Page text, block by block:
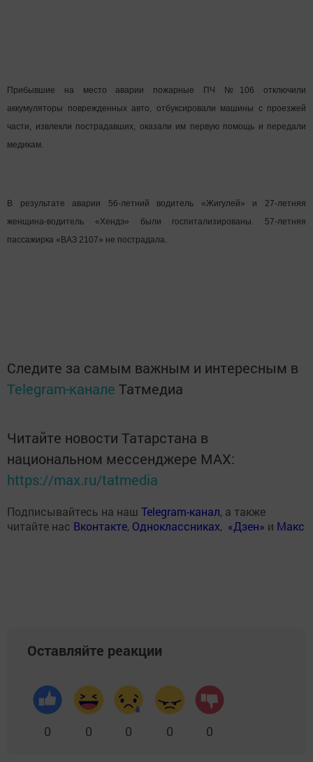
Прибывшие на место аварии пожарные ПЧ №106 отключили
аккумуляторы поврежденных авто, отбуксировали машины с проезжей
части, извлекли пострадавших, оказали им первую помощь и передали
медикам.
В результате аварии 56-летний водитель «Жигулей» и 27-летняя
женщина-водитель «Хендэ» были госпитализированы. 57-летняя
пассажирка «ВАЗ 2107» не пострадала.
Следите за самым важным и интересным в
Telegram-канале Татмедиа
Читайте новости Татарстана в
национальном мессенджере MАХ:
https://max.ru/tatmedia
Подписывайтесь на наш Telegram-канал, а также
читайте нас Вконтакте, Одноклассниках, «Дзен» и Макс
Оставляйте реакции
0 0 0 0 0